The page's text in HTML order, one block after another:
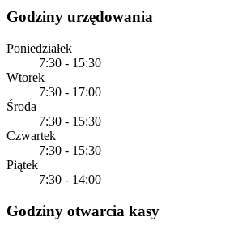
Godziny urzędowania
Poniedziałek
7:30 - 15:30
Wtorek
7:30 - 17:00
Środa
7:30 - 15:30
Czwartek
7:30 - 15:30
Piątek
7:30 - 14:00
Godziny otwarcia kasy